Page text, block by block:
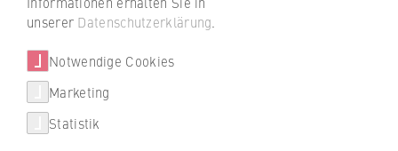
S
a
f
r
W
i
r
r
t
a
t
Über uns
Wie wir die Energiewende meistern, war
Thema der Podiumsdiskussion bei der
Semestereröffnung des Studium Generale der
HWR Berlin am 29. Oktober 2019.
unserer Datenschutzerklärung
Notwendige Cookies
Marketing
Statistik